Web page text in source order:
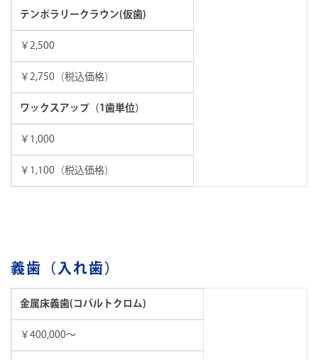
テンポラリークラウン(仮歯)
￥2,500
￥2,750（税込価格）
ワックスアップ（1歯単位）
￥1,000
￥1,100（税込価格）
義歯（入れ歯）
金属床義歯(コバルトクロム)
￥400,000～